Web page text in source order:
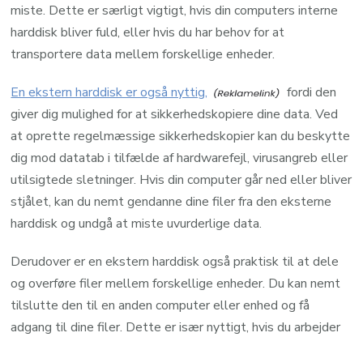
miste. Dette er særligt vigtigt, hvis din computers interne
harddisk bliver fuld, eller hvis du har behov for at
transportere data mellem forskellige enheder.
En ekstern harddisk er også nyttig,
fordi den
giver dig mulighed for at sikkerhedskopiere dine data. Ved
at oprette regelmæssige sikkerhedskopier kan du beskytte
dig mod datatab i tilfælde af hardwarefejl, virusangreb eller
utilsigtede sletninger. Hvis din computer går ned eller bliver
stjålet, kan du nemt gendanne dine filer fra den eksterne
harddisk og undgå at miste uvurderlige data.
Derudover er en ekstern harddisk også praktisk til at dele
og overføre filer mellem forskellige enheder. Du kan nemt
tilslutte den til en anden computer eller enhed og få
adgang til dine filer. Dette er især nyttigt, hvis du arbejder